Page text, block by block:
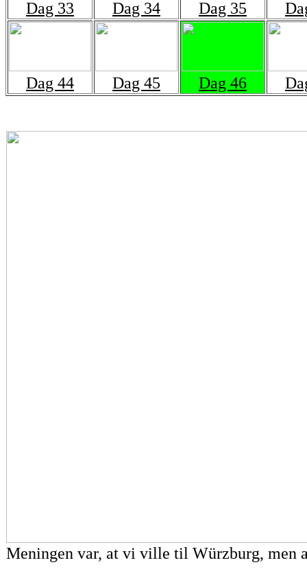
Dag 33 Dag 34 Dag 35
Dag 44 Dag 45 Dag 46
Meningen var, at vi ville til Würzburg, men